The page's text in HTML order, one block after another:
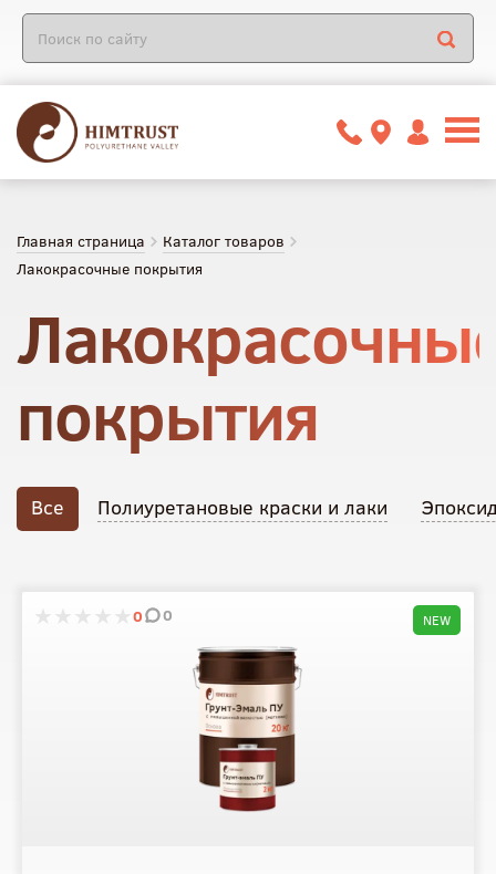
Главная страница
Каталог товаров
Лакокрасочные покрытия
покрытия
Все Полиуретановые краски и лаки
0 0 NEW